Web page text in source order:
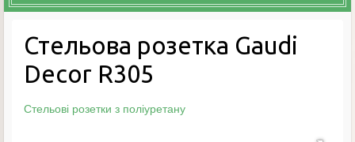
Стельова розетка Gaudi
Decor R305
Стельові розетки з поліуретану